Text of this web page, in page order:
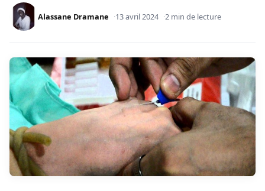
Alassane Dramane 13 avril 2024 2 min de lecture